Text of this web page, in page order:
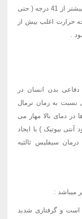
کنترل می کند ، به نحوی که درجه حرارت بدن بیشتر از 41 درجه ( حتی
حرارت اغلب بیش از
بدن انسان در
نسبت به زمان نرمال
در دمای بالا مهار می
بیوتیک ) با ایجاد
سیفلیس ثالثیه
میباشد :
است و گرفتاری شدید